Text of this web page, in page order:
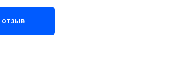
отзыв